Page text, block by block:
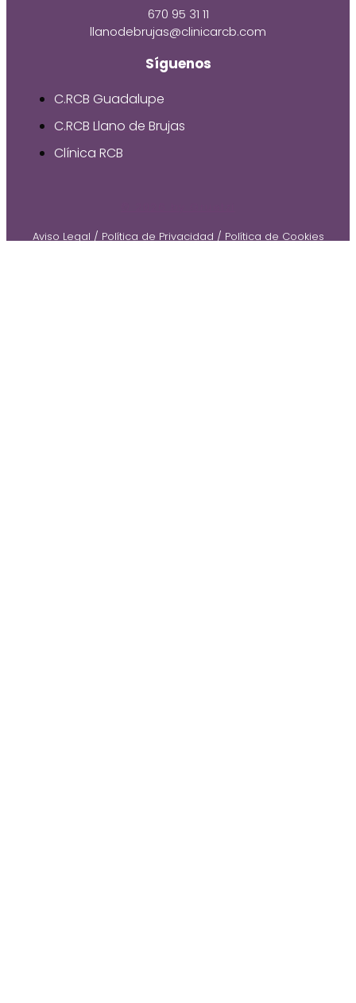
670 95 31 11
llanodebrujas@clinicarcb.com
Síguenos
C.RCB Guadalupe
C.RCB Llano de Brujas
Clínica RCB
Aviso Legal / Política de Privacidad / Política de Cookies